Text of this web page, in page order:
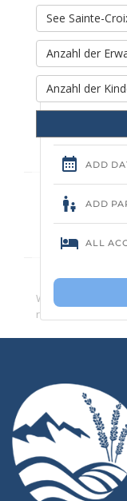
Wir empfehlen
reduzieren.